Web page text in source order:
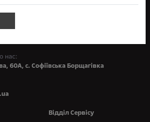
нами
нас:
60А, с. Софіївська Борщагівка
Відділ Сервісу